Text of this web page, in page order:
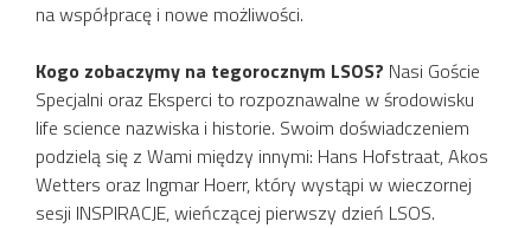
na współpracę i nowe możliwości.
Kogo zobaczymy na tegorocznym LSOS? Nasi Goście
Specjalni oraz Eksperci to rozpoznawalne w środowisku
life science nazwiska i historie. Swoim doświadczeniem
podzielą się z Wami między innymi: Hans Hofstraat, Akos
Wetters oraz Ingmar Hoerr, który wystąpi w wieczornej
sesji INSPIRACJE, wieńczącej pierwszy dzień LSOS.